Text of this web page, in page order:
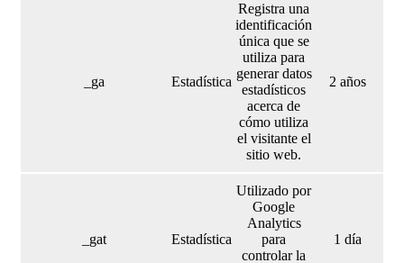
_ga Estadística
Registra una
identificación
única que se
utiliza para
generar datos
estadísticos
acerca de
cómo utiliza
el visitante el
sitio web.
2 años
_gat Estadística
Utilizado por
Google
Analytics
para
controlar la
1 día